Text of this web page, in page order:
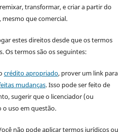
transformar, e criar a partir do
que comercial.
estes direitos desde que os termos
Os termos são os seguintes:
crédito apropriado, prover um link para
mudanças. Isso pode ser feito de
sugerir que o licenciador (ou
o uso em questão.
não pode aplicar termos jurídicos ou